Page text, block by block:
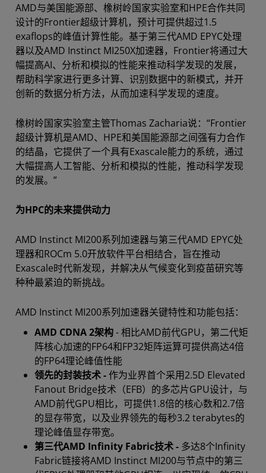
AMD与美国能源部、橡树岭国家实验室和HPE合作共同
设计的Frontier超级计算机，预计可提供超过1.5
exaflops的峰值计算性能。基于第三代AMD EPYC处理
器以及AMD Instinct MI250X加速器，Frontier将通过大
幅提高AI、分析和模拟的性能来推动科学发现的发展，
帮助科学家进行更多计算、识别数据中的新模式，并开
创新的数据分析方法，从而加速科学发现的速度。
橡树岭国家实验室主管Thomas Zacharia说：“Frontier
超级计算机是AMD、HPE和美国能源部之间强有力合作
的结晶，它提供了一个具有Exascale能力的系统，通过
大幅提高人工智能、分析和模拟的性能，推动科学发现
的发展。”
为HPC的未来提供动力
AMD Instinct MI200系列加速器与第三代AMD EPYC处
理器和ROCm 5.0开放软件平台相结合，旨在推动
Exascale时代新发现，并解决从气候变化到疫苗研究等
种种最紧迫的新挑战。
AMD Instinct MI200系列加速器关键特性和功能包括：
AMD CDNA 2架构- 相比AMD前代GPU，第二代矩
阵核心加速的FP64和FP32矩阵运算可提供高达4倍
的FP64理论峰值性能
领先的封装技术 -作为业界首个采用2.5D Elevated
Fanout Bridge技术（EFB）的多芯片GPU设计，与
AMD前代GPU相比，可提供1.8倍的核心数和2.7倍
的显存带宽，以及业界领先的每秒3.2 terabytes的
理论峰值显存带宽。
第三代AMD Infinity Fabric技术 - 多达8个Infinity
Fabric链接将AMD Instinct MI200与节点中的第三